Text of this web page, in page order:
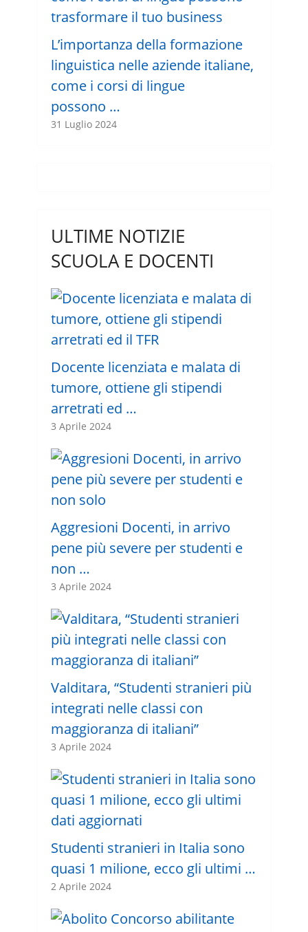
L’importanza della formazione
linguistica nelle aziende italiane,
come i corsi di lingue
possono …
31 Luglio 2024
ULTIME NOTIZIE
SCUOLA E DOCENTI
Docente licenziata e malata di
tumore, ottiene gli stipendi
arretrati ed …
3 Aprile 2024
Aggresioni Docenti, in arrivo
pene più severe per studenti e
non …
3 Aprile 2024
Valditara, “Studenti stranieri più
integrati nelle classi con
maggioranza di italiani”
3 Aprile 2024
Studenti stranieri in Italia sono
quasi 1 milione, ecco gli ultimi …
2 Aprile 2024